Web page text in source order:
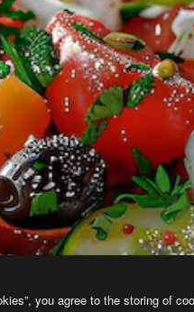
ールを使うと、あなた独自の画像を作
you agree to the storing of